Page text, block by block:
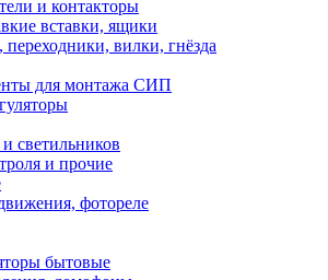
и контакторы
вставки, ящики
вилки, гнёзда
для монтажа СИП
светильников
и прочие
фотореле
бытовые